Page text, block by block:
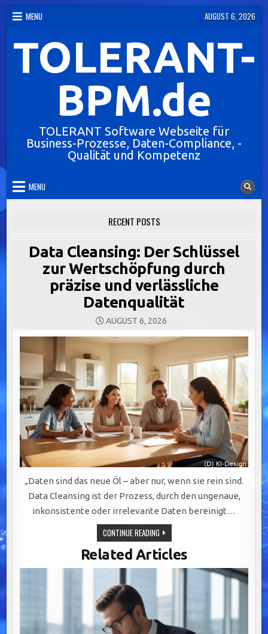
Skip
content
MENU AUGUST 6, 2026
TOLERANT-
BPM.de
TOLERANT Software Webseite für
Business-Prozesse, Daten-Compliance, -
Qualität und Kompetenz
MENU
RECENT POSTS
Data Cleansing: Der Schlüssel
zur Wertschöpfung durch
präzise und verlässliche
Datenqualität
AUGUST 6, 2026
„Daten sind das neue Öl – aber nur, wenn sie rein sind.
Data Cleansing ist der Prozess, durch den ungenaue,
inkonsistente oder irrelevante Daten bereinigt…
CONTINUE READINGDATA
CLEANSING:
DER
SCHLÜSSEL
ZUR
WERTSCHÖPFUNG
UND
Related Articles